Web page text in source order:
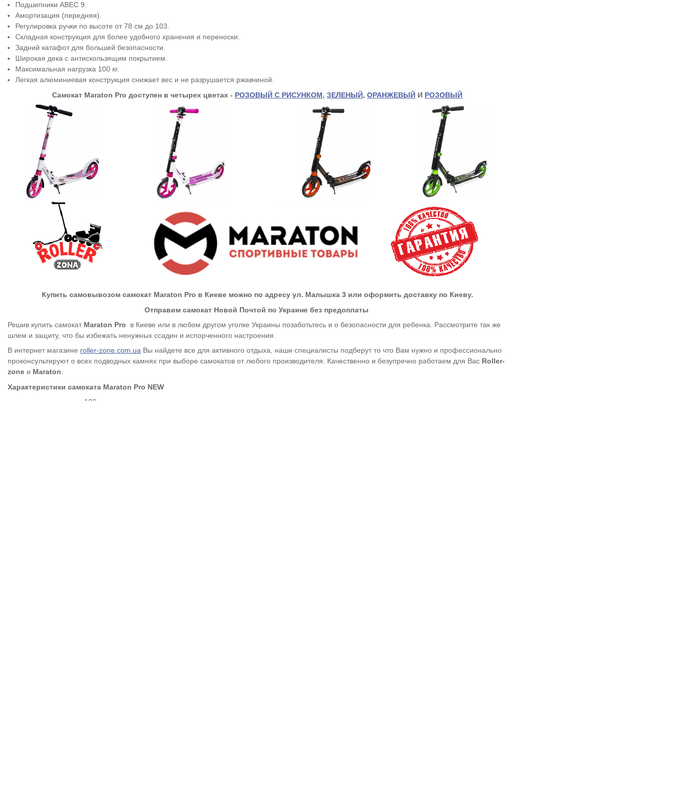
Подшипники ABEC 9.
Амортизация (передняя).
Регулировка ручки по высоте от 78 см до 103.
Складная конструкция для более удобного хранения и переноски.
Задний катафот для большей безопасности.
Широкая дека с антискользящим покрытием.
Максимальная нагрузка 100 кг.
Легкая алюминиевая конструкция снижает вес и не разрушается ржавчиной.
Самокат Maraton Pro доступен в четырех цветах - РОЗОВЫЙ С РИСУНКОМ, ЗЕЛЕНЫЙ, ОРАНЖЕВЫЙ И РОЗОВЫЙ
Купить самовывозом самокатMaraton Pro в Киеве можно по адресу ул. Малышка 3 или оформить доставку по Киеву.
Отправим самокат Новой Почтой по Украине без предоплаты
Решив купить самокат Maraton Pro
в Киеве или в любом другом уголке Украины позаботьтесь и о безопасности для ребенка. Рассмотрите так же
шлем и защиту, что бы избежать ненужных ссадин и испорченного настроения.
В интернет магазине roller-zone.com.ua Вы найдете все для активного отдыха, наши специалисты подберут то что Вам нужно и профессионально
проконсультируют о всех подводных камнях при выборе самокатов от любого производителя. Качественно и безупречно работаем для Вас Roller-
zone и Maraton.
Характеристики самоката Maraton Pro NEW
•грузоподъемность до 100 кг;